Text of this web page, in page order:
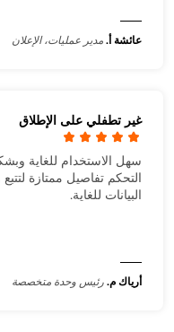
عائشة أ.مدير عمليات، الإعلان
غير تطفلي على الإطلاق
سهل الاستخدام للغاية
التحكم تفاصيل ممتازة
البيانات للغاية.
أرياك م.رئيس وحدة متخصصة